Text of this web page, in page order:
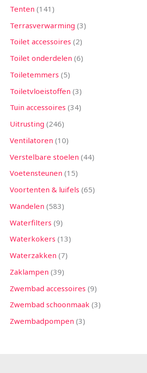
Tenten 141
Terrasverwarming 3
Toilet accessoires 2
Toilet onderdelen 6
Toiletemmers 5
Toiletvloeistoffen 3
Tuin accessoires 34
Uitrusting 246
Ventilatoren 10
Verstelbare stoelen 44
Voetensteunen 15
Voortenten & luifels 65
Wandelen 583
Waterfilters 9
Waterkokers 13
Waterzakken 7
Zaklampen 39
Zwembad accessoires 9
Zwembad schoonmaak 3
Zwembadpompen 3